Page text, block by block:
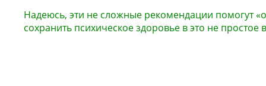
Надеюсь, эти не сложные рекомендации помогут
сохранить психическое здоровье в это не простое